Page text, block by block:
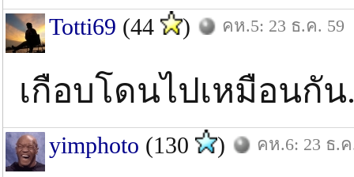
Totti69 (44 ) คห.5: 23 ธ.ค. 59
เกือบโดนไปเหมือนกัน
yimphoto (130 ) คห.6: 23 ธ.ค